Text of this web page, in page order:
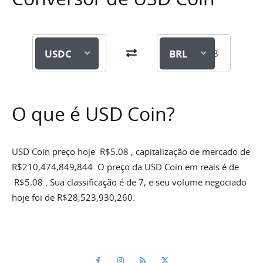
USDC BRL
O que é USD Coin?
USD Coin preço hoje R$5.08 , capitalização de mercado de
R$210,474,849,844. O preço da USD Coin em reais é de
R$5.08 . Sua classificação é de 7, e seu volume negociado
hoje foi de R$28,523,930,260.